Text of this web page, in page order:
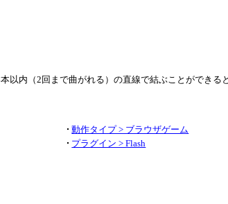
以内（2回まで曲がれる）の直線で結ぶことができ
動作タイプ > ブラウザゲーム
プラグイン > Flash